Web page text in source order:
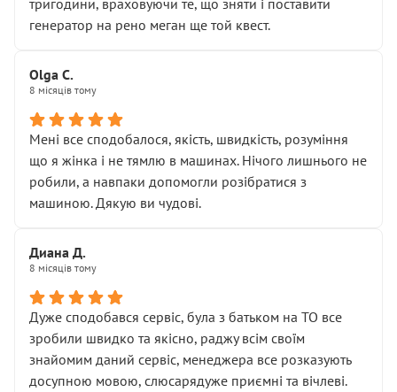
На жаль, складається враження, що сервіс працює не
Стосовно комунікації - все добре
тригодини, враховуючи те, що зняти і поставити
генератор на рено меган ще той квест.
Olga С.
8 місяців тому
Мені все сподобалося, якість, швидкість, розуміння
що я жінка і не тямлю в машинах. Нічого лишнього не
робили, а навпаки допомогли розібратися з
машиною. Дякую ви чудові.
Диана Д.
8 місяців тому
Дуже сподобався сервіс, була з батьком на ТО все
зробили швидко та якісно, раджу всім своїм
знайомим даний сервіс, менеджера все розказують
досупною мовою, слюсарядуже приємні та вічлеві.